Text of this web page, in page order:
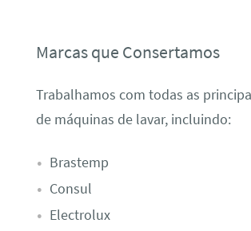
Marcas que Consertamos
Trabalhamos com todas as
de máquinas de lavar, incluindo:
Brastemp
Consul
Electrolux